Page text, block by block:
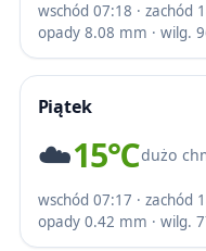
wschód 07:18 · zachód
opady 8.08 mm · wilg.
Piątek
☁️15℃dużo
wschód 07:17 · zachód
opady 0.42 mm · wilg.